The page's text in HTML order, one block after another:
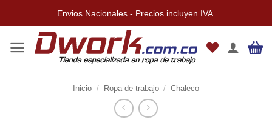
contenido
Envios Nacionales - Precios incluyen IVA.
Inicio / Ropa de trabajo / Chaleco